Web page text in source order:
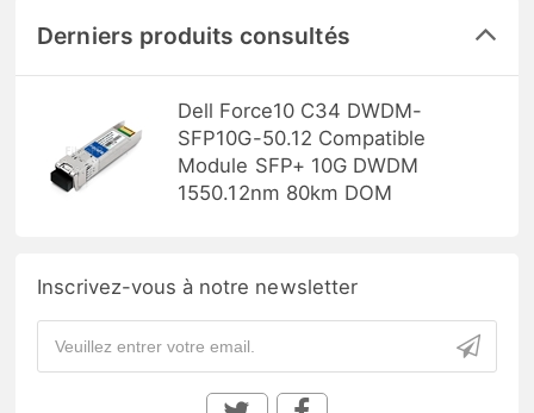
Derniers produits consultés
Dell Force10 C34 DWDM-
SFP10G-50.12 Compatible
Module SFP+ 10G DWDM
1550.12nm 80km DOM
Inscrivez-vous à notre newsletter